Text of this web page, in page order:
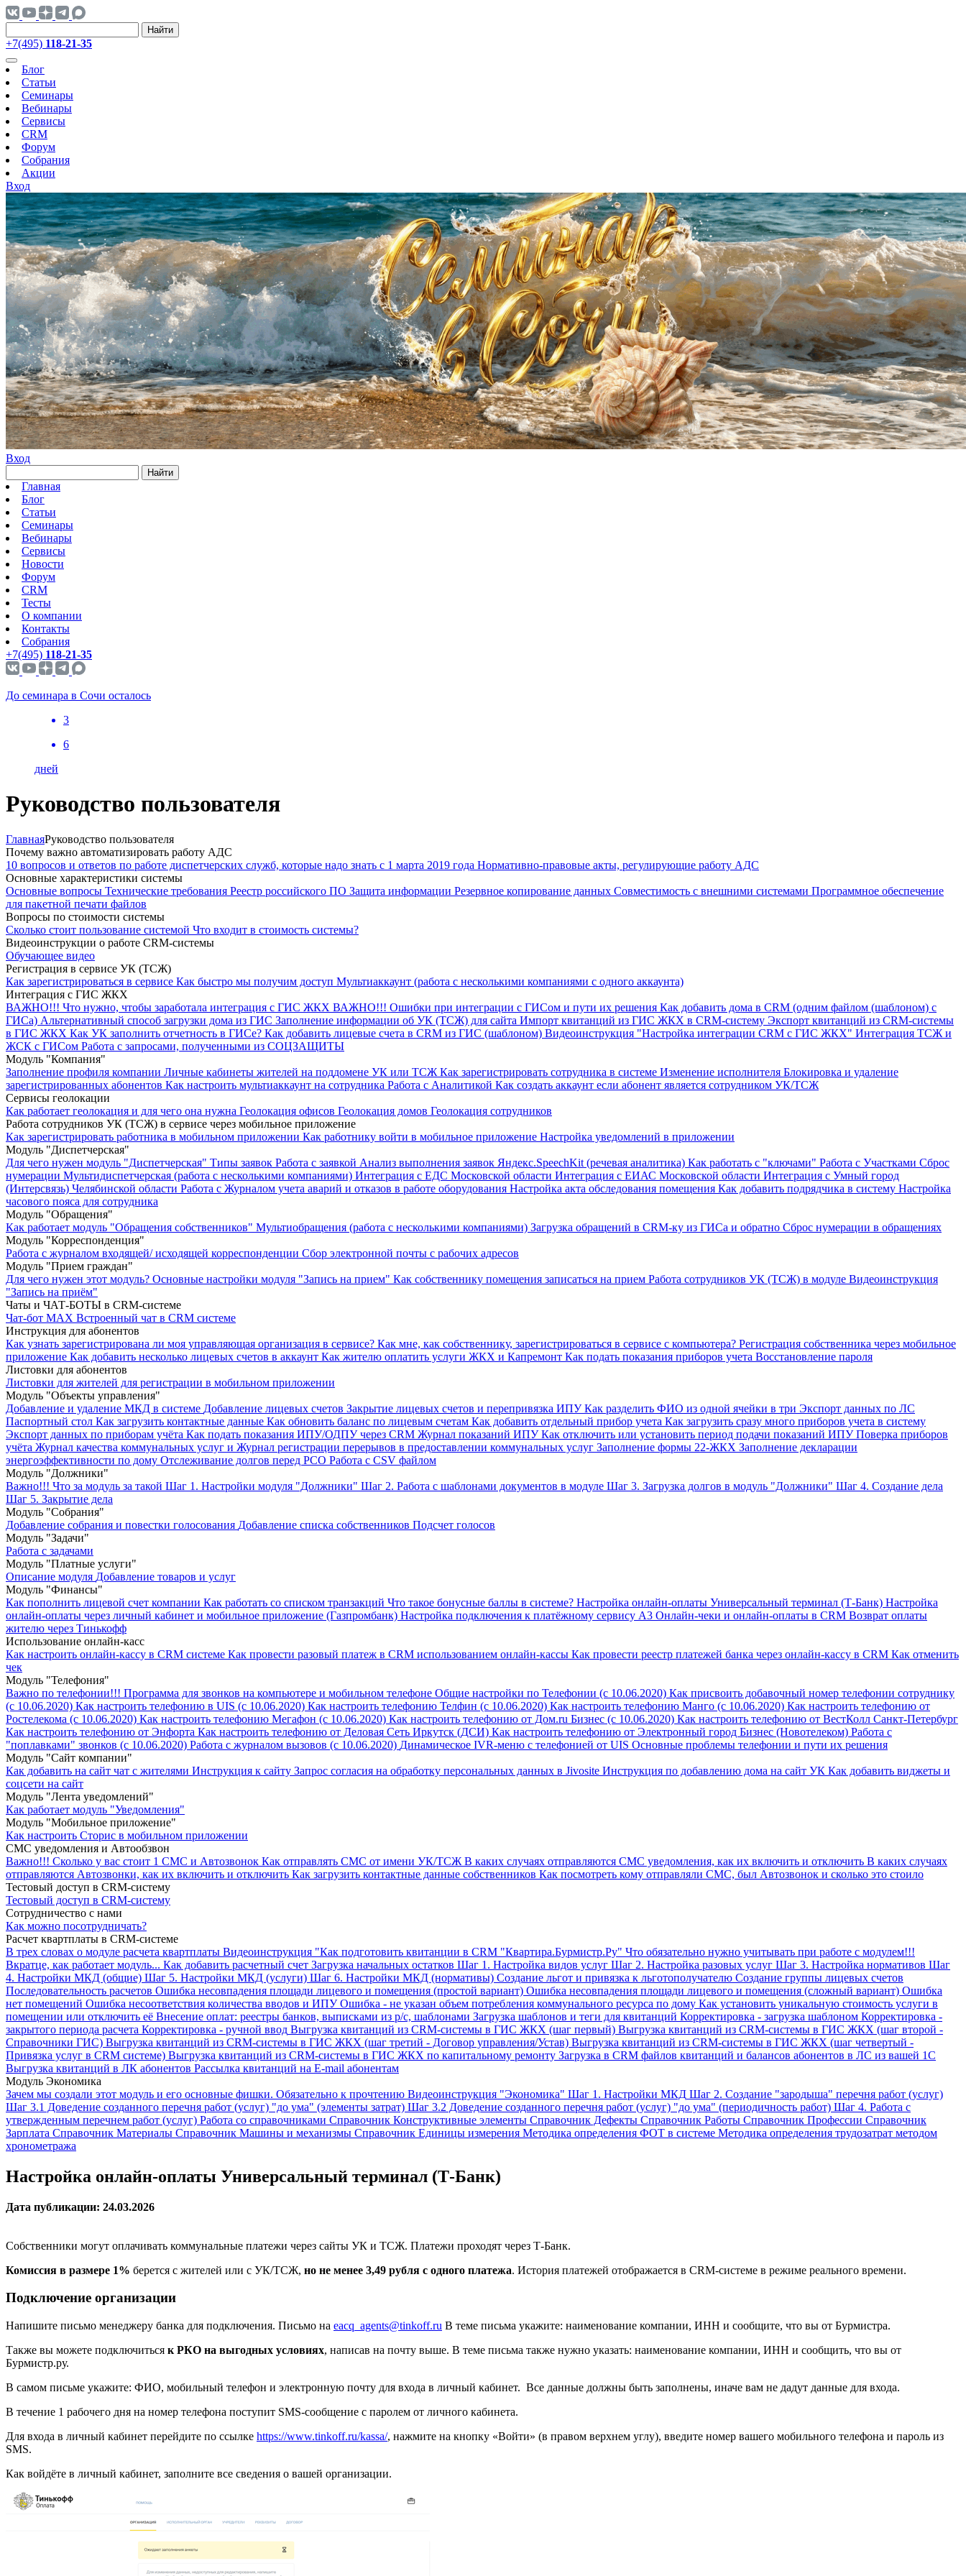
Найти
+7(495) 118-21-35
Блог
Статьи
Семинары
Вебинары
Сервисы
CRM
Форум
Собрания
Акции
Вход
Вход
Найти
Главная
Блог
Статьи
Семинары
Вебинары
Сервисы
Новости
Форум
CRM
Тесты
О компании
Контакты
Собрания
+7(495) 118-21-35
До семинара в Сочи осталось
3
6
дней
Руководство пользователя
ГлавнаяРуководство пользователя
Почему важно автоматизировать работу АДС
10 вопросов и ответов по работе диспетчерских служб, которые надо знать с 1 марта 2019 года Нормативно-правовые акты, регулирующие работу АДС
Основные характеристики системы
Основные вопросы Технические требования Реестр российского ПО Защита информации Резервное копирование данных Совместимость с внешними системами Программное обеспечение
для пакетной печати файлов
Вопросы по стоимости системы
Сколько стоит пользование системой Что входит в стоимость системы?
Видеоинструкции о работе CRM-сиcтемы
Обучающее видео
Регистрация в сервисе УК (ТСЖ)
Как зарегистрироваться в сервисе Как быстро мы получим доступ Мультиаккаунт (работа с несколькими компаниями с одного аккаунта)
Интеграция с ГИС ЖКХ
ВАЖНО!!! Что нужно, чтобы заработала интеграция с ГИС ЖКХ ВАЖНО!!! Ошибки при интеграции с ГИСом и пути их решения Как добавить дома в CRM (одним файлом (шаблоном) с
ГИСа) Альтернативный способ загрузки дома из ГИС Заполнение информации об УК (ТСЖ) для сайта Импорт квитанций из ГИС ЖКХ в CRM-систему Экспорт квитанций из CRM-системы
в ГИС ЖКХ Как УК заполнить отчетность в ГИСе? Как добавить лицевые счета в CRM из ГИС (шаблоном) Видеоинструкция "Настройка интеграции CRM с ГИС ЖКХ" Интеграция ТСЖ и
ЖСК с ГИСом Работа с запросами, полученными из СОЦЗАЩИТЫ
Модуль "Компания"
Заполнение профиля компании Личные кабинеты жителей на поддомене УК или ТСЖ Как зарегистрировать сотрудника в системе Изменение исполнителя Блокировка и удаление
зарегистрированных абонентов Как настроить мультиаккаунт на сотрудника Работа с Аналитикой Как создать аккаунт если абонент является сотрудником УК/ТСЖ
Сервисы геолокации
Как работает геолокация и для чего она нужна Геолокация офисов Геолокация домов Геолокация сотрудников
Работа сотрудников УК (ТСЖ) в сервисе через мобильное приложение
Как зарегистрировать работника в мобильном приложении Как работнику войти в мобильное приложение Настройка уведомлений в приложении
Модуль "Диспетчерская"
Для чего нужен модуль "Диспетчерская" Типы заявок Работа с заявкой Анализ выполнения заявок Яндекс.SpeechKit (речевая аналитика) Как работать с "ключами" Работа с Участками Сброс
нумерации Мультидиспетчерская (работа с несколькими компаниями) Интеграция с ЕДС Московской области Интеграция с ЕИАС Московской области Интеграция с Умный город
(Интерсвязь) Челябинской области Работа с Журналом учета аварий и отказов в работе оборудования Настройка акта обследования помещения Как добавить подрядчика в систему Настройка
часового пояса для сотрудника
Модуль "Обращения"
Как работает модуль "Обращения собственников" Мультиобращения (работа с несколькими компаниями) Загрузка обращений в CRM-ку из ГИСа и обратно Сброс нумерации в обращениях
Модуль "Корреспонденция"
Работа с журналом входящей/ исходящей корреспонденции Сбор электронной почты с рабочих адресов
Модуль "Прием граждан"
Для чего нужен этот модуль? Основные настройки модуля "Запись на прием" Как собственнику помещения записаться на прием Работа сотрудников УК (ТСЖ) в модуле Видеоинструкция
"Запись на приём"
Чаты и ЧАТ-БОТЫ в CRM-системе
Чат-бот MAX Встроенный чат в CRM системе
Инструкция для абонентов
Как узнать зарегистрирована ли моя управляющая организация в сервисе? Как мне, как собственнику, зарегистрироваться в сервисе с компьютера? Регистрация собственника через мобильное
приложение Как добавить несколько лицевых счетов в аккаунт Как жителю оплатить услуги ЖКХ и Капремонт Как подать показания приборов учета Восстановление пароля
Листовки для абонентов
Листовки для жителей для регистрации в мобильном приложении
Модуль "Объекты управления"
Добавление и удаление МКД в системе Добавление лицевых счетов Закрытие лицевых счетов и перепривязка ИПУ Как разделить ФИО из одной ячейки в три Экспорт данных по ЛС
Паспортный стол Как загрузить контактные данные Как обновить баланс по лицевым счетам Как добавить отдельный прибор учета Как загрузить сразу много приборов учета в систему
Экспорт данных по приборам учёта Как подать показания ИПУ/ОДПУ через CRM Журнал показаний ИПУ Как отключить или установить период подачи показаний ИПУ Поверка приборов
учёта Журнал качества коммунальных услуг и Журнал регистрации перерывов в предоставлении коммунальных услуг Заполнение формы 22-ЖКХ Заполнение декларации
энергоэффективности по дому Отслеживание долгов перед РСО Работа с CSV файлом
Модуль "Должники"
Важно!!! Что за модуль за такой Шаг 1. Настройки модуля "Должники" Шаг 2. Работа с шаблонами документов в модуле Шаг 3. Загрузка долгов в модуль "Должники" Шаг 4. Создание дела
Шаг 5. Закрытие дела
Модуль "Собрания"
Добавление собрания и повестки голосования Добавление списка собственников Подсчет голосов
Модуль "Задачи"
Работа с задачами
Модуль "Платные услуги"
Описание модуля Добавление товаров и услуг
Модуль "Финансы"
Как пополнить лицевой счет компании Как работать со списком транзакций Что такое бонусные баллы в системе? Настройка онлайн-оплаты Универсальный терминал (Т-Банк) Настройка
онлайн-оплаты через личный кабинет и мобильное приложение (Газпромбанк) Настройка подключения к платёжному сервису А3 Онлайн-чеки и онлайн-оплаты в CRM Возврат оплаты
жителю через Тинькофф
Использование онлайн-касс
Как настроить онлайн-кассу в CRM системе Как провести разовый платеж в CRM использованием онлайн-кассы Как провести реестр платежей банка через онлайн-кассу в CRM Как отменить
чек
Модуль "Телефония"
Важно по телефонии!!! Программа для звонков на компьютере и мобильном телефоне Общие настройки по Телефонии (с 10.06.2020) Как присвоить добавочный номер телефонии сотруднику
(с 10.06.2020) Как настроить телефонию в UIS (с 10.06.2020) Как настроить телефонию Телфин (с 10.06.2020) Как настроить телефонию Манго (с 10.06.2020) Как настроить телефонию от
Ростелекома (с 10.06.2020) Как настроить телефонию Мегафон (с 10.06.2020) Как настроить телефонию от Дом.ru Бизнес (с 10.06.2020) Как настроить телефонию от ВестКолл Санкт-Петербург
Как настроить телефонию от Энфорта Как настроить телефонию от Деловая Сеть Иркутск (ДСИ) Как настроить телефонию от Электронный город Бизнес (Новотелеком) Работа с
"поплавками" звонков (с 10.06.2020) Работа с журналом вызовов (с 10.06.2020) Динамическое IVR-меню с телефонией от UIS Основные проблемы телефонии и пути их решения
Модуль "Cайт компании"
Как добавить на сайт чат с жителями Инструкция к сайту Запрос согласия на обработку персональных данных в Jivosite Инструкция по добавлению дома на сайт УК Как добавить виджеты и
соцсети на сайт
Модуль "Лента уведомлений"
Как работает модуль "Уведомления"
Модуль "Мобильное приложение"
Как настроить Сторис в мобильном приложении
СМС уведомления и Автообзвон
Важно!!! Сколько у вас стоит 1 СМС и Автозвонок Как отправлять СМС от имени УК/ТСЖ В каких случаях отправляются СМС уведомления, как их включить и отключить В каких случаях
отправляются Автозвонки, как их включить и отключить Как загрузить контактные данные собственников Как посмотреть кому отправляли СМС, был Автозвонок и сколько это стоило
Тестовый доступ в CRM-систему
Тестовый доступ в CRM-систему
Сотрудничество с нами
Как можно посотрудничать?
Расчет квартплаты в CRM-системе
В трех словах о модуле расчета квартплаты Видеоинструкция "Как подготовить квитанции в CRM "Квартира.Бурмистр.Ру" Что обязательно нужно учитывать при работе с модулем!!!
Вкратце, как работает модуль... Как добавить расчетный счет Загрузка начальных остатков Шаг 1. Настройка видов услуг Шаг 2. Настройка разовых услуг Шаг 3. Настройка нормативов Шаг
4. Настройки МКД (общие) Шаг 5. Настройки МКД (услуги) Шаг 6. Настройки МКД (нормативы) Создание льгот и привязка к льготополучателю Создание группы лицевых счетов
Последовательность расчетов Ошибка несовпадения площади лицевого и помещения (простой вариант) Ошибка несовпадения площади лицевого и помещения (сложный вариант) Ошибка
нет помещений Ошибка несоответствия количества вводов и ИПУ Ошибка - не указан объем потребления коммунального ресурса по дому Как установить уникальную стоимость услуги в
помещении или отключить её Внесение оплат: реестры банков, выписками из р/с, шаблонами Загрузка шаблонов и теги для квитанций Корректировка - загрузка шаблоном Корректировка -
закрытого периода расчета Корректировка - ручной ввод Выгрузка квитанций из CRM-системы в ГИС ЖКХ (шаг первый) Выгрузка квитанций из CRM-системы в ГИС ЖКХ (шаг второй -
Справочники ГИС) Выгрузка квитанций из CRM-системы в ГИС ЖКХ (шаг третий - Договор управления/Устав) Выгрузка квитанций из CRM-системы в ГИС ЖКХ (шаг четвертый -
Привязка услуг в CRM системе) Выгрузка квитанций из CRM-системы в ГИС ЖКХ по капитальному ремонту Загрузка в CRM файлов квитанций и балансов абонентов в ЛС из вашей 1С
Выгрузка квитанций в ЛК абонентов Рассылка квитанций на E-mail абонентам
Модуль Экономика
Зачем мы создали этот модуль и его основные фишки. Обязательно к прочтению Видеоинструкция "Экономика" Шаг 1. Настройки МКД Шаг 2. Создание "зародыша" перечня работ (услуг)
Шаг 3.1 Доведение созданного перечня работ (услуг) "до ума" (элементы затрат) Шаг 3.2 Доведение созданного перечня работ (услуг) "до ума" (периодичность работ) Шаг 4. Работа с
утвержденным перечнем работ (услуг) Работа со справочниками Справочник Конструктивные элементы Справочник Дефекты Справочник Работы Справочник Профессии Справочник
Зарплата Справочник Материалы Справочник Машины и механизмы Справочник Единицы измерения Методика определения ФОТ в системе Методика определения трудозатрат методом
хронометража
Настройка онлайн-оплаты Универсальный терминал (Т-Банк)
Дата публикации: 24.03.2026
Собственники могут оплачивать коммунальные платежи через сайты УК и ТСЖ. Платежи проходят через Т-Банк.
Комиссия в размере 1% берется с жителей или с УК/ТСЖ, но не менее 3,49 рубля с одного платежа. История платежей отображается в CRM-системе в режиме реального времени.
Подключение организации
Напишите письмо менеджеру банка для подключения. Письмо на eacq_agents@tinkoff.ru В теме письма укажите: наименование компании, ИНН и сообщите, что вы от Бурмистра.
Также вы можете подключиться к РКО на выгодных условиях, написав на почту выше. В теме письма также нужно указать: наименование компании, ИНН и сообщить, что вы от
Бурмистр.ру.
В самом письме укажите: ФИО, мобильный телефон и электронную почту для входа в личный кабинет. Все данные должны быть заполнены, иначе вам не дадут данные для входа.
В течение 1 рабочего дня на номер телефона поступит SMS-сообщение с паролем от личного кабинета.
Для входа в личный кабинет перейдите по ссылке https://www.tinkoff.ru/kassa/, нажмите на кнопку «Войти» (в правом верхнем углу), введите номер вашего мобильного телефона и пароль из
SMS.
Как войдёте в личный кабинет, заполните все сведения о вашей организации.